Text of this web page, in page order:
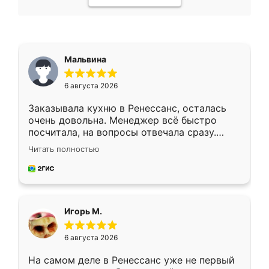
Мальвина
6 августа 2026
Заказывала кухню в Ренессанс, осталась
очень довольна. Менеджер всё быстро
посчитала, на вопросы отвечала сразу.
Замерщик приехал в субботу, подошёл к
делу со всей ответственностью. Собрали
за день, ребята работали аккуратно, даже
Читать полностью
Игорь М.
6 августа 2026
На самом деле в Ренессанс уже не первый